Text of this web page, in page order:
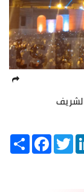
Share Facebook